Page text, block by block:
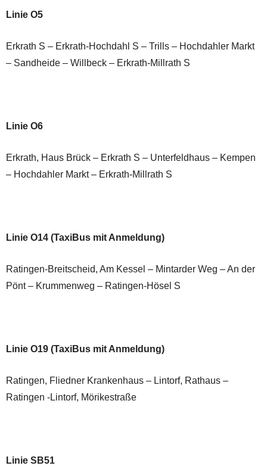
Linie O5
Erkrath S – Erkrath-Hochdahl S – Trills – Hochdahler Markt
– Sandheide – Willbeck – Erkrath-Millrath S
Linie O6
Erkrath, Haus Brück – Erkrath S – Unterfeldhaus – Kempen
– Hochdahler Markt – Erkrath-Millrath S
Linie O14 (TaxiBus mit Anmeldung)
Ratingen-Breitscheid, Am Kessel – Mintarder Weg – An der
Pönt – Krummenweg – Ratingen-Hösel S
Linie O19 (TaxiBus mit Anmeldung)
Ratingen, Fliedner Krankenhaus – Lintorf, Rathaus –
Ratingen -Lintorf, Mörikestraße
Linie SB51